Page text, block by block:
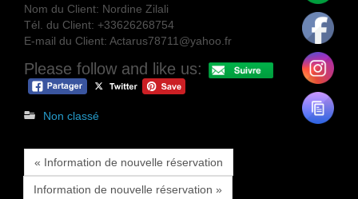
Nom du Client: Nordine Zilali
Tél. du Client: +33626268754
E-mail du Client: Actarus78711@yahoo.fr
Please follow and like us:
Non classé
« Information de nouvelle réservation
Information de nouvelle réservation »